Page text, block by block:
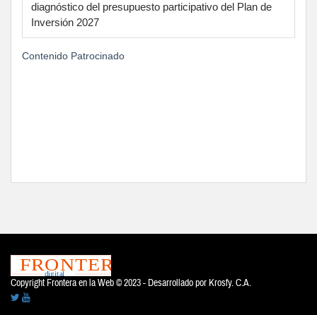
diagnóstico del presupuesto participativo del Plan de
Inversión 2027
Contenido Patrocinado
Copyright Frontera en la Web © 2023 - Desarrollado por Krosfy. C.A.